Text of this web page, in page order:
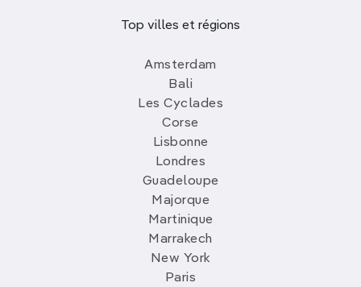
Top villes et régions
Amsterdam
Bali
Les Cyclades
Corse
Lisbonne
Londres
Guadeloupe
Majorque
Martinique
Marrakech
New York
Paris